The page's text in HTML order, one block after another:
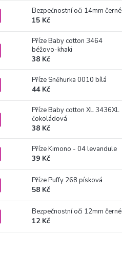
Bezpečnostní oči 14mm černé
15 Kč
Příze Baby cotton 3464
béžovo-khaki
38 Kč
Příze Sněhurka 0010 bílá
44 Kč
Příze Baby cotton XL 3436XL
čokoládová
38 Kč
Příze Kimono - 04 levandule
39 Kč
Příze Puffy 268 písková
58 Kč
Bezpečnostní oči 12mm černé
12 Kč